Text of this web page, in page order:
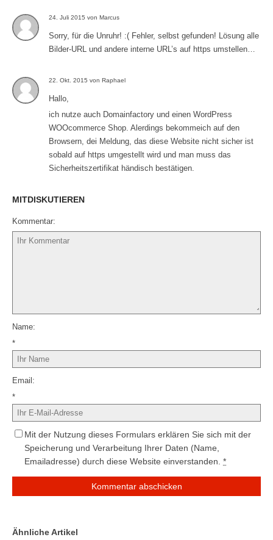
24. Juli 2015 von Marcus
Sorry, für die Unruhr! :( Fehler, selbst gefunden! Lösung alle
Bilder-URL und andere interne URL’s auf https umstellen…
22. Okt. 2015 von Raphael
Hallo,
ich nutze auch Domainfactory und einen WordPress
WOOcommerce Shop. Alerdings bekommeich auf den
Browsern, dei Meldung, das diese Website nicht sicher ist
sobald auf https umgestellt wird und man muss das
Sicherheitszertifikat händisch bestätigen.
MITDISKUTIEREN
Kommentar
Name
*
Email
*
Mit der Nutzung dieses Formulars erklären Sie sich mit der
Speicherung und Verarbeitung Ihrer Daten (Name,
Emailadresse) durch diese Website einverstanden. *
Ähnliche Artikel